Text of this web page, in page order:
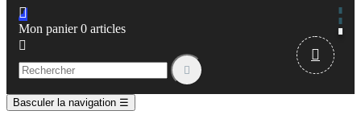

Mon panier 0 articles



Basculer la navigation ☰